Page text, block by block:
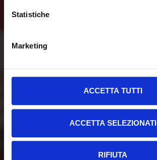
Statistiche
Marketing
ACCETTA TUTTI
ACCETTA SELEZIONATI
RIFIUTA